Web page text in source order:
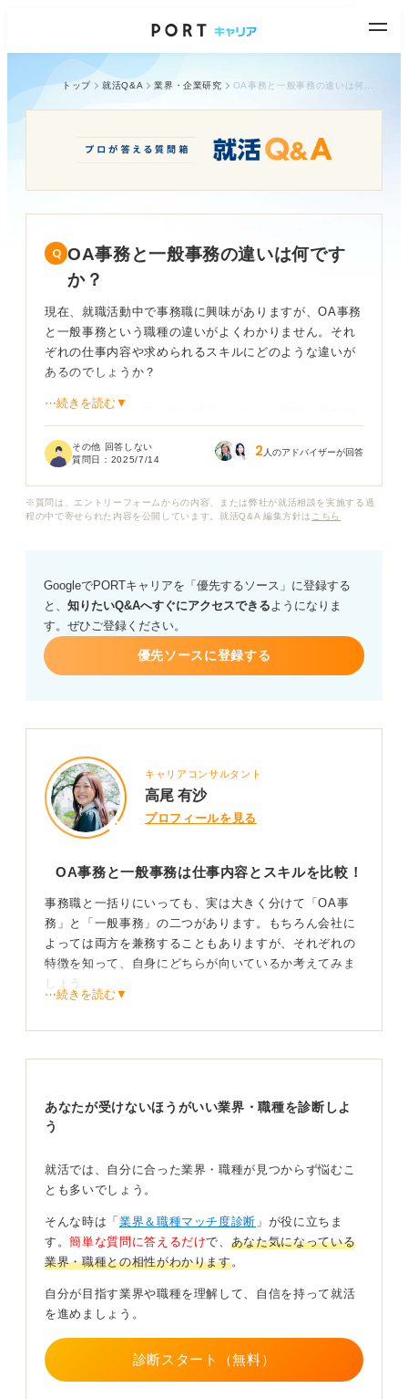
トップ 就活Q&A 業界・企業研究
OA事務と一般事務の違いは何です
か？
現在、就職活動中で事務職に興味がありますが、OA事務
と一般事務という職種の違いがよくわかりません。それ
ぞれの仕事内容や求められるスキルにどのような違いが
あるのでしょうか？
未経験で事務の仕事を探す場合、どちらの職種を目指す
なく、やりがいや大変な点も教えていただけると嬉しい
OA事務と一般事務の違いについて、詳しく教えてくださ
⋯続きを読む▼
その他 回答しない
質問日： 2025/7/14 2 人のアドバイザーが回答
※質問は、エントリーフォームからの内容、または弊社が就活相談を実施する過
程の中で寄せられた内容を公開しています。就活Q&A 編集方針は こちら
GoogleでPORTキャリアを「優先するソース」に登録する
と、 知りたいQ&Aへすぐにアクセスできるようになりま
す。ぜひご登録ください。
優先ソースに登録する
キャリアコンサルタント
高尾 有沙
プロフィールを見る
OA事務と一般事務は仕事内容とスキルを比較！
事務職と一括りにいっても、実は大きく分けて「OA事
務」と「一般事務」の二つがあります。もちろん会社に
よっては両方を兼務することもありますが、それぞれの
特徴を知って、自身にどちらが向いているか考えてみま
しょう。
を駆使して、データ集計や資料作成、業務の効率化支援
自分の工夫で業務が効率化され、成果が数字や資料とし
力です。ただし、求められるスキルレベルが高いため、
慣れるまでは少し大変かもしれません。
適性とやりがい！ 未経験からの選び方を知ろう
一方、一般事務は、電話・来客対応や書類のファイリン
グ、備品管理など、組織全体を円滑に動かすためのサポ
ート業務が中心です。こちらは、丁寧な対応や正確さ、
されます。
社内の「縁の下の力持ち」として、日々の業務で周りの
⋯続きを読む▼
あなたが受けないほうがいい業界・職種を診断しよ
う
就活では、自分に合った業界・職種が見つからず悩むこ
とも多いでしょう。
そんな時は「 業界＆職種マッチ度診断 」が役に立ちま
す。簡単な質問に答えるだけで、 あなた気になっている
業界・職種との相性がわかります。
自分が目指す業界や職種を理解して、自信を持って就活
を進めましょう。
診断スタート（無料）